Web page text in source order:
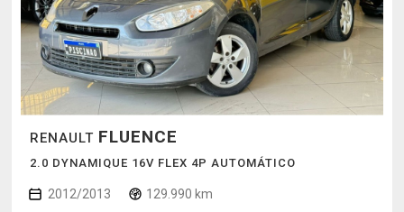
RENAULT FLUENCE
2.0 DYNAMIQUE 16V FLEX 4P AUTOMÁTICO
2012/2013 129.990 km